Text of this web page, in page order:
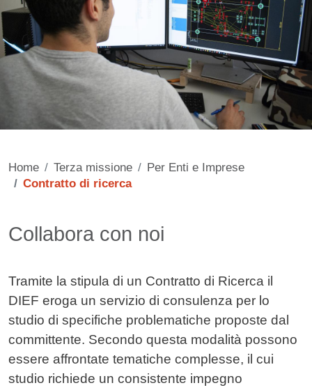
Home Terza missione
Per Enti e Imprese
Contratto di ricerca
Contenuto
Collabora con noi
Tramite la stipula di un Contratto di Ricerca il
DIEF eroga un servizio di consulenza per lo
studio di specifiche problematiche proposte dal
committente. Secondo questa modalità possono
essere affrontate tematiche complesse, il cui
studio richiede un consistente impegno